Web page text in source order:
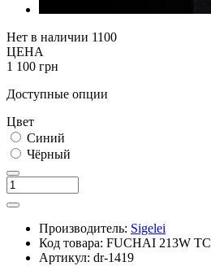
Нет в наличии 1100
ЦЕНА
1 100 грн
Доступные опции
Цвет
Синий
Чёрный
Производитель: Sigelei
Код товара: FUCHAI 213W TC
Артикул: dr-1419